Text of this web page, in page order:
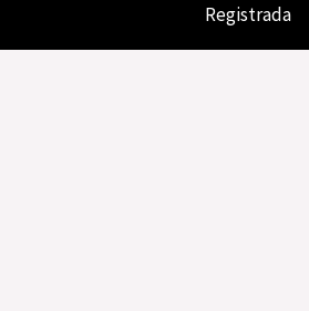
Registrada